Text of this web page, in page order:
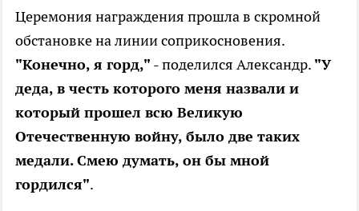
Церемония награждения прошла в скромной
обстановке на линии соприкосновения.
"Конечно, я горд," - поделился Александр. "У
деда, в честь которого меня назвали и
который прошел всю Великую
Отечественную войну, было две таких
медали. Смею думать, он бы мной
гордился".